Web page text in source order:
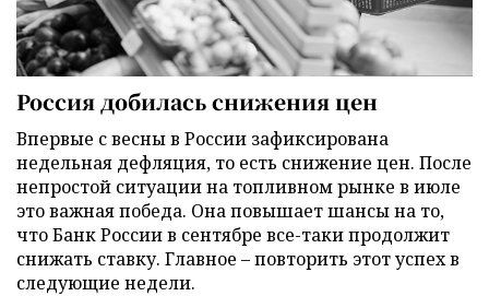
Россия добилась снижения цен
Впервые с весны в России зафиксирована
недельная дефляция, то есть снижение цен. После
непростой ситуации на топливном рынке в июле
это важная победа. Она повышает шансы на то,
что Банк России в сентябре все-таки продолжит
снижать ставку. Главное – повторить этот успех в
следующие недели.